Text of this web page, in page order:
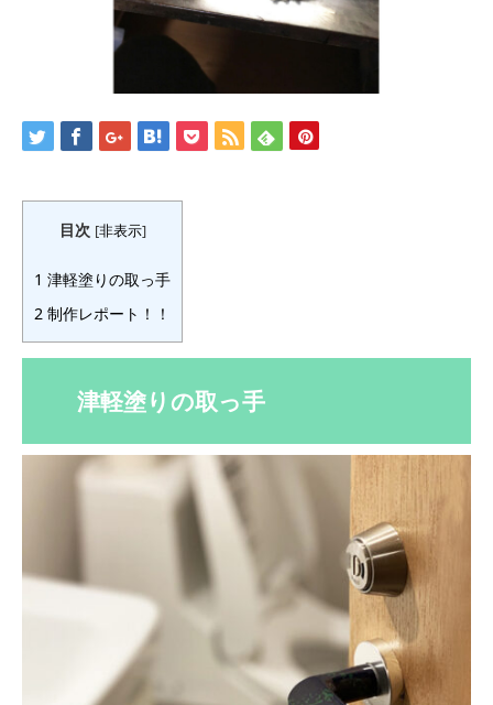
目次 [非表示]
1 津軽塗りの取っ手
2 制作レポート！！
津軽塗りの取っ手